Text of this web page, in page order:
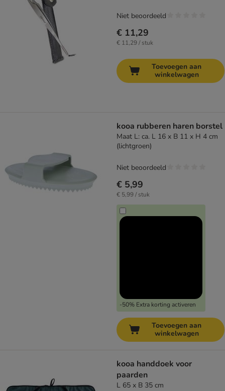
€ 11,29
€ 11,29 / stuk
Niet beoordeeld
Toevoegen aan
winkelwagen
kooa rubberen haren borstel
Maat L: ca. L 16 x B 11 x H 4 cm
(lichtgroen)
€ 5,99
€ 5,99 / stuk
-50% Extra korting activeren
Niet beoordeeld
Toevoegen aan
winkelwagen
kooa handdoek voor
paarden
L 65 x B 35 cm